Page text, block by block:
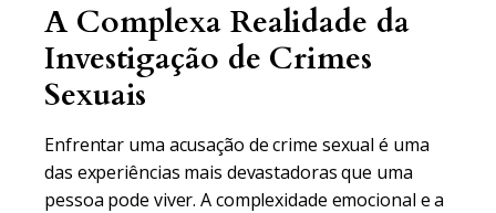
A Complexa Realidade da
Investigação de Crimes
Sexuais
Enfrentar uma acusação de crime sexual é uma
das experiências mais devastadoras que uma
pessoa pode viver. A complexidade emocional e a